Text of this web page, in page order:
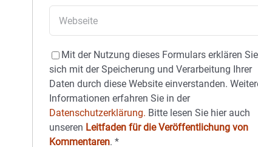
Mit der Nutzung dieses Formulars erklären Sie
sich mit der Speicherung und Verarbeitung Ihrer
Daten durch diese Website einverstanden.
Informationen erfahren Sie in der
Datenschutzerklärung. Bitte lesen Sie hier auch
unseren Leitfaden für die Veröffentlichung von
Kommentaren.*